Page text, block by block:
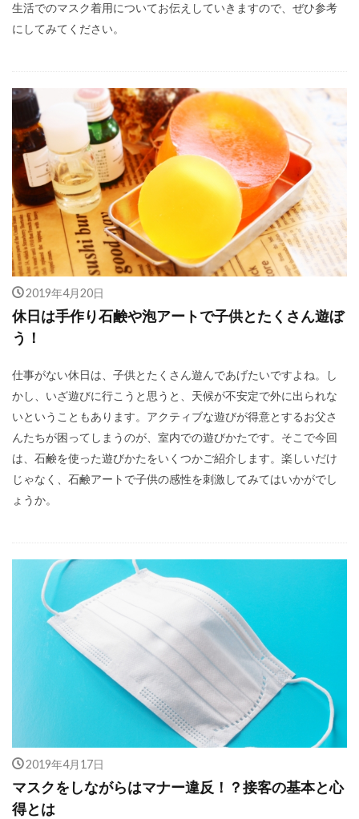
生活でのマスク着用についてお伝えしていきますので、ぜひ参考
にしてみてください。
2019年4月20日
休日は手作り石鹸や泡アートで子供とたくさん遊ぼ
う！
仕事がない休日は、子供とたくさん遊んであげたいですよね。し
かし、いざ遊びに行こうと思うと、天候が不安定で外に出られな
いということもあります。アクティブな遊びが得意とするお父さ
んたちが困ってしまうのが、室内での遊びかたです。そこで今回
は、石鹸を使った遊びかたをいくつかご紹介します。楽しいだけ
じゃなく、石鹸アートで子供の感性を刺激してみてはいかがでし
ょうか。
2019年4月17日
マスクをしながらはマナー違反！？接客の基本と心
得とは